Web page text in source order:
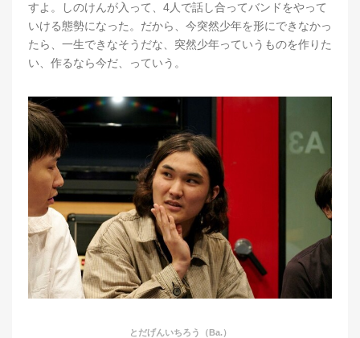
すよ。しのけんが入って、4人で話し合ってバンドをやって
いける態勢になった。だから、今突然少年を形にできなかっ
たら、一生できなそうだな、突然少年っていうものを作りた
い、作るなら今だ、っていう。
とだげんいちろう（Ba.）